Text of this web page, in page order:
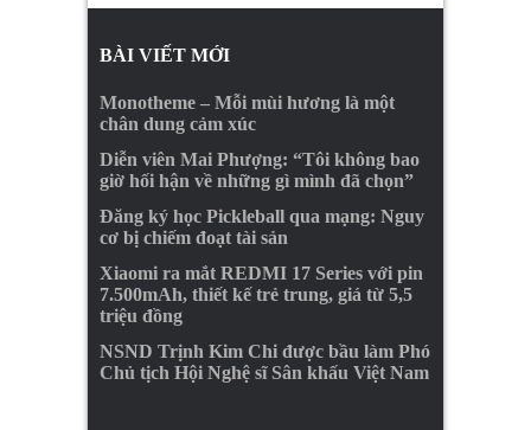
BÀI VIẾT MỚI
Monotheme – Mỗi mùi hương là một
chân dung cảm xúc
Diễn viên Mai Phượng: “Tôi không bao
giờ hối hận về những gì mình đã chọn”
Đăng ký học Pickleball qua mạng: Nguy
cơ bị chiếm đoạt tài sản
Xiaomi ra mắt REDMI 17 Series với pin
7.500mAh, thiết kế trẻ trung, giá từ 5,5
triệu đồng
NSND Trịnh Kim Chi được bầu làm Phó
Chủ tịch Hội Nghệ sĩ Sân khấu Việt Nam